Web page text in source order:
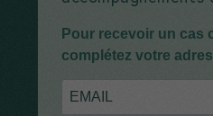
Pour recevoir un cas
complétez votre